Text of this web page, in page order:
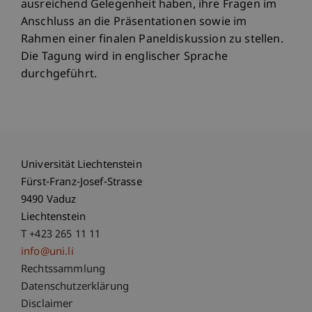
ausreichend Gelegenheit haben, ihre Fragen im
Anschluss an die Präsentationen sowie im
Rahmen einer finalen Paneldiskussion zu stellen.
Die Tagung wird in englischer Sprache
durchgeführt.
Universität Liechtenstein
Fürst-Franz-Josef-Strasse
9490 Vaduz
Liechtenstein
T +423 265 11 11
info@uni.li
Fußzeile Rechtliche Hinweise
Rechtssammlung
Datenschutzerklärung
Disclaimer